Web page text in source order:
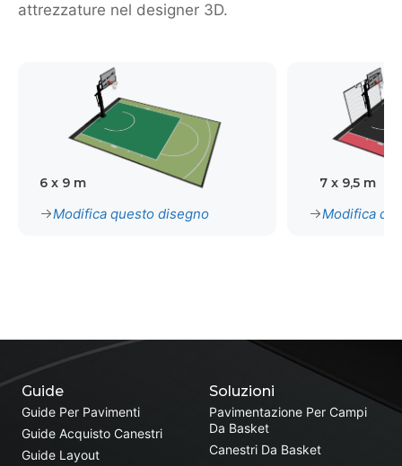
attrezzature nel designer 3D.
6 x 9 m
Modifica questo disegno
7 x 9,5 m
Modifica
Soluzioni
Pavimentazione Per Campi
Da Basket
Canestri Da Basket
Guide
Guide Per Pavimenti
Guide Acquisto Canestri
Guide Layout